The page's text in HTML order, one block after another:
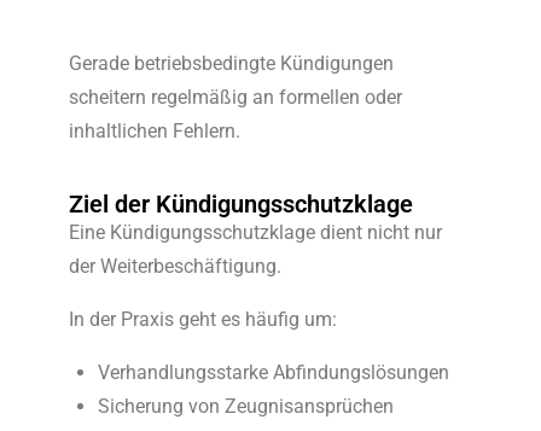
Gerade betriebsbedingte Kündigungen
scheitern regelmäßig an formellen oder
inhaltlichen Fehlern.
Ziel der Kündigungsschutzklage
Eine Kündigungsschutzklage dient nicht nur
der Weiterbeschäftigung.
In der Praxis geht es häufig um:
Verhandlungsstarke Abfindungslösungen
Sicherung von Zeugnisansprüchen